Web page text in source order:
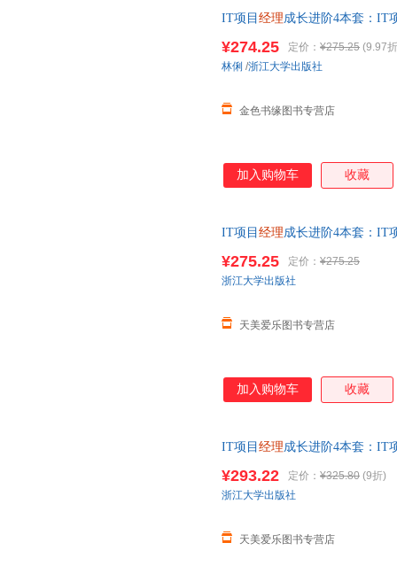
设计。
IT项目 经理成长进阶4本套：IT
¥274.25 定价： ¥275.25 (9.97
金色书缘图书专营店
林俐 /浙江大学出版社
加入购物车 收藏
IT项目 经理成长进阶4本套：IT
¥275.25 定价： ¥275.25
天美爱乐图书专营店
浙江大学出版社
加入购物车 收藏
IT项目 经理成长进阶4本套：IT
¥293.22 定价： ¥325.80 (9折)
天美爱乐图书专营店
浙江大学出版社